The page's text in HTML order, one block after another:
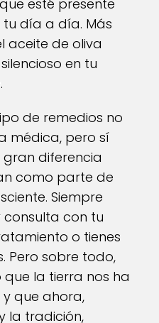
esté presente
día a día. Más
aceite de oliva
en tu
de remedios no
médica, pero sí
diferencia
como parte de
Siempre
con tu
o tienes
Pero sobre todo,
la tierra nos ha
que ahora,
la tradición,